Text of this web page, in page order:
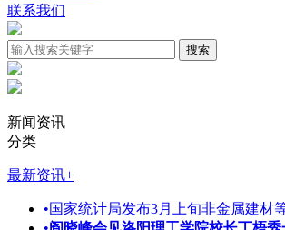
联系我们
新闻资讯
分类
最新资讯+
•国家统计局发布3月上旬非金属建材